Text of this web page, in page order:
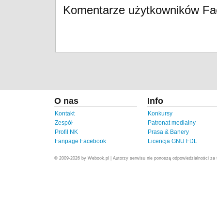
Komentarze użytkowników
O nas
Kontakt
Zespół
Profil NK
Fanpage Facebook
Info
Konkursy
Patronat medialny
Prasa & Banery
Licencja GNU FDL
© 2009-2026 by Webook.pl | Autorzy serwisu nie ponoszą odpowiedzialności